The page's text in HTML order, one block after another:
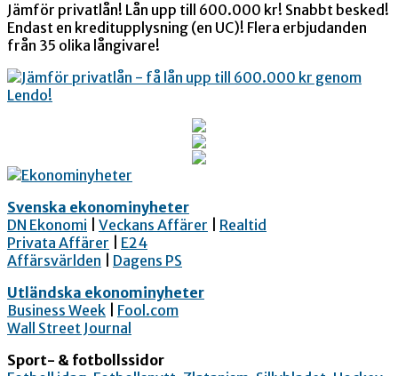
Jämför privatlån! Lån upp till 600.000 kr! Snabbt besked!
Endast en kreditupplysning (en UC)! Flera erbjudanden
från 35 olika långivare!
Svenska ekonominyheter
DN Ekonomi
Veckans Affärer
Realtid
Privata Affärer
E24
Affärsvärlden
Dagens PS
Utländska ekonominyheter
Business Week
Fool.com
Wall Street Journal
Sport- & fotbollssidor